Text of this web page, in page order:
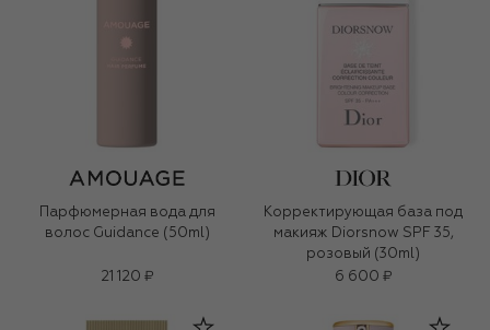
Парфюмерная вода для
волос Guidance (50ml)
21 120 ₽
Корректирующая база под
макияж Diorsnow SPF 35,
розовый (30ml)
6 600 ₽